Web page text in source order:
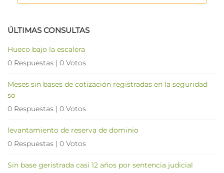
ÚLTIMAS CONSULTAS
Hueco bajo la escalera
0 Respuestas | 0 Votos
Meses sin bases de cotización registradas en la seguridad
so
0 Respuestas | 0 Votos
levantamiento de reserva de dominio
0 Respuestas | 0 Votos
Sin base geristrada casi 12 años por sentencia judicial